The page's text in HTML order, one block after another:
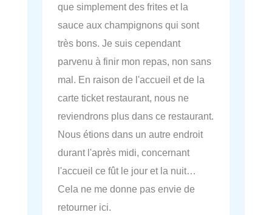
que simplement des frites et la
sauce aux champignons qui sont
très bons. Je suis cependant
parvenu à finir mon repas, non sans
mal. En raison de l'accueil et de la
carte ticket restaurant, nous ne
reviendrons plus dans ce restaurant.
Nous étions dans un autre endroit
durant l'après midi, concernant
l'accueil ce fût le jour et la nuit…
Cela ne me donne pas envie de
retourner ici.